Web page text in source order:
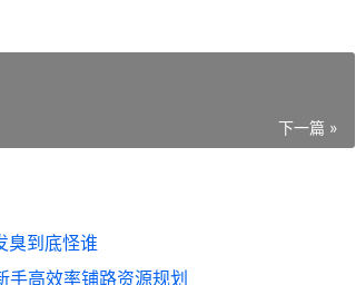
下一篇 »
臭到底怪谁
手高效率铺路资源规划